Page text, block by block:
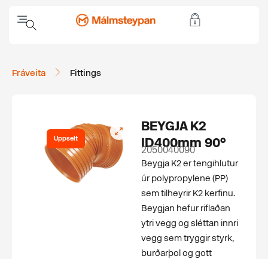
Fráveita Fittings
Uppselt
BEYGJA K2
ID400mm 90°
2050040090
Beygja K2 er tengihlutur
úr polypropylene (PP)
sem tilheyrir K2 kerfinu.
Beygjan hefur riflaðan
ytri vegg og sléttan innri
vegg sem tryggir styrk,
burðarþol og gott